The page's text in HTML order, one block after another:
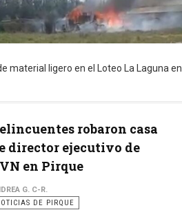
material ligero en el Loteo La Laguna en
robaron casa
director ejecutivo de
en Pirque
G. C-R.
DE PIRQUE